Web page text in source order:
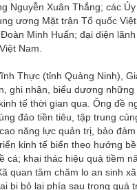
Nguyễn Xuân Thắng; các
ương Mặt trận Tổ quốc
Minh Huấn; đại diện
Nam.
Thực (tỉnh Quảng Ninh),
ghi nhận, biểu dương
tế thời gian qua. Ông đề
đảo tiền tiêu, tập trung
năng lực quản trị, bảo
kinh tế biển theo hướng
cá; khai thác hiệu quả tiềm
quan tâm chăm lo an sinh
bị bỏ lại phía sau trong quá